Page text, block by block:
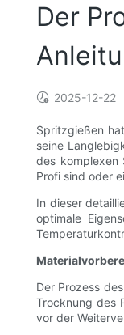
Der
2025-12-22
Spritzgießen
seine
des komplexen
Profi sind oder
In dieser
optimale
Der Prozess
Trocknung des
vor der